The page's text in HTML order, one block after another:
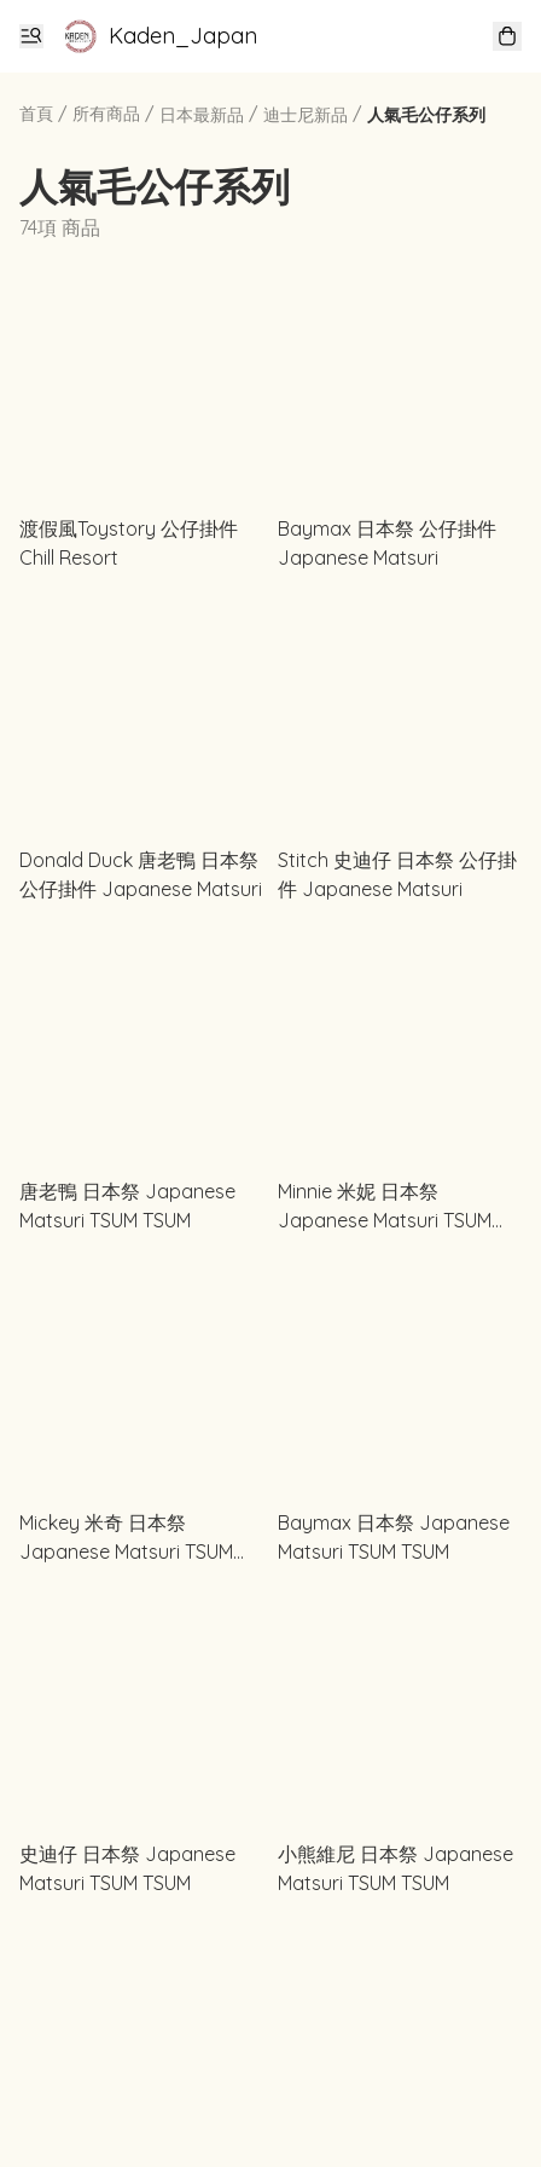
Kaden_Japan
首頁 / 所有商品 / 日本最新品 / 迪士尼新品 / 人氣毛公仔系列
人氣毛公仔系列
74項 商品
渡假風Toystory 公仔掛件
Chill Resort
Baymax 日本祭 公仔掛件
Japanese Matsuri
Donald Duck 唐老鴨 日本祭
公仔掛件 Japanese Matsuri
Stitch 史迪仔 日本祭 公仔掛
件 Japanese Matsuri
唐老鴨 日本祭 Japanese
Matsuri TSUM TSUM
Minnie 米妮 日本祭
Japanese Matsuri TSUM
Mickey 米奇 日本祭
Japanese Matsuri TSUM
Baymax 日本祭 Japanese
Matsuri TSUM TSUM
史迪仔 日本祭 Japanese
Matsuri TSUM TSUM
小熊維尼 日本祭 Japanese
Matsuri TSUM TSUM